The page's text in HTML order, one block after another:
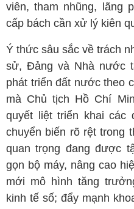
viên, tham nhũng, lãng
cấp bách cần xử lý kiên
Ý thức sâu sắc về trách
sử, Đảng và Nhà nước
phát triển đất nước theo
mà Chủ tịch Hồ Chí
quyết liệt triển khai các
chuyển biến rõ rệt trong
quan trọng đang được
gọn bộ máy, nâng cao
mới mô hình tăng
kinh tế số; đẩy mạnh